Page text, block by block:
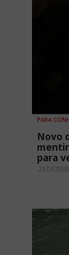
PARA
Novo
para
28